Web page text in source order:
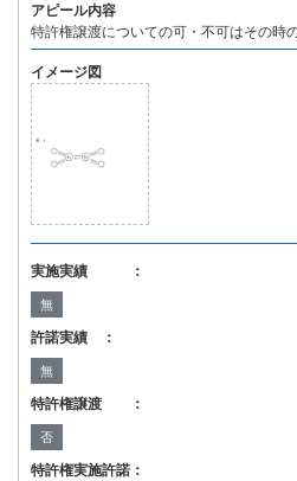
アピール内容
特許権譲渡についての可・不可はその時
イメージ図
実施実績 ：
無
許諾実績 ：
無
特許権譲渡 ：
否
特許権実施許諾：